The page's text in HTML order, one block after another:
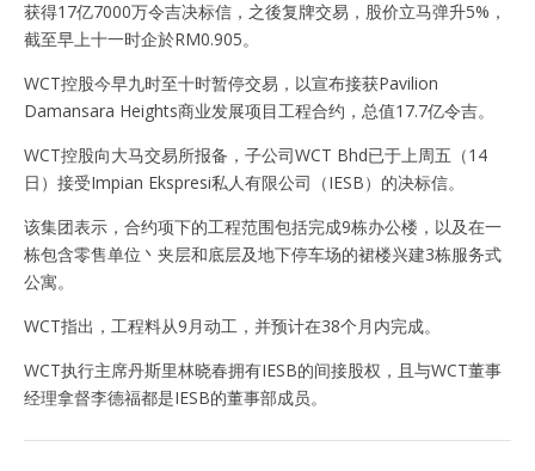
获得17亿7000万令吉决标信，之後复牌交易，股价立马弹升5%，
截至早上十一时企於RM0.905。
WCT控股今早九时至十时暂停交易，以宣布接获Pavilion
Damansara Heights商业发展项目工程合约，总值17.7亿令吉。
WCT控股向大马交易所报备，子公司WCT Bhd已于上周五（14
日）接受Impian Ekspresi私人有限公司（IESB）的决标信。
该集团表示，合约项下的工程范围包括完成9栋办公楼，以及在一
栋包含零售单位丶夹层和底层及地下停车场的裙楼兴建3栋服务式
公寓。
WCT指出，工程料从9月动工，并预计在38个月内完成。
WCT执行主席丹斯里林晓春拥有IESB的间接股权，且与WCT董事
经理拿督李德福都是IESB的董事部成员。